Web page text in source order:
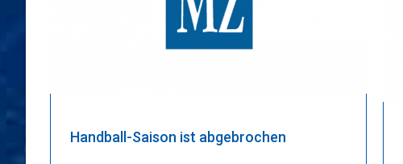
Handball-Saison ist abgebrochen